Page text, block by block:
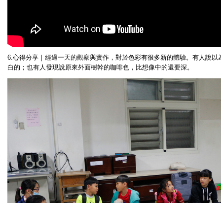
6.心得分享｜經過一天的觀察與實作，對於色彩有很多新的體驗。有人說
白的；也有人發現說原來外面樹幹的咖啡色，比想像中的還要深。